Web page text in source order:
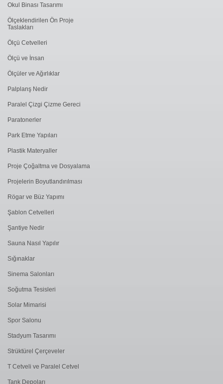
Okul Binası Tasarımı
Ölçeklendirilen Ön Proje
Taslakları
Ölçü Cetvelleri
Ölçü ve İnsan
Ölçüler ve Ağırlıklar
Palplanş Nedir
Paralel Çizgi Çizme Gereci
Paratonerler
Park Etme Yapıları
Plastik Materyaller
Proje Çoğaltma ve Dosyalama
Projelerin Boyutlandırılması
Rögar ve Büz Yapımı
Şablon Cetvelleri
Şantiye Nedir
Sauna Nasıl Yapılır
Sığınaklar
Sinema Salonları
Soğutma Tesisleri
Solar Mimarisi
Spor Salonu
Stadyum Tasarımı
Strüktürel Çerçeveler
T Cetveli ve Paralel Cetvel
Tank Depoları